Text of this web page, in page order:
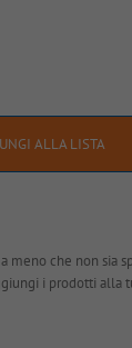
ALLA LISTA
meno che non sia
i prodotti alla